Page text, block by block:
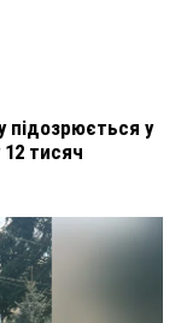
підозрюється у
12 тисяч